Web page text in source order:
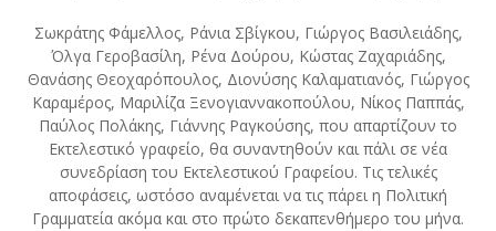
Σωκράτης Φάμελλος, Ράνια Σβίγκου, Γιώργος Βασιλειάδης,
Όλγα Γεροβασίλη, Ρένα Δούρου, Κώστας Ζαχαριάδης,
Θανάσης Θεοχαρόπουλος, Διονύσης Καλαματιανός, Γιώργος
Καραμέρος, Μαριλίζα Ξενογιαννακοπούλου, Νίκος Παππάς,
Παύλος Πολάκης, Γιάννης Ραγκούσης, που απαρτίζουν το
Εκτελεστικό γραφείο, θα συναντηθούν και πάλι σε νέα
συνεδρίαση του Εκτελεστικού Γραφείου. Τις τελικές
αποφάσεις, ωστόσο αναμένεται να τις πάρει η Πολιτική
Γραμματεία ακόμα και στο πρώτο δεκαπενθήμερο του μήνα.